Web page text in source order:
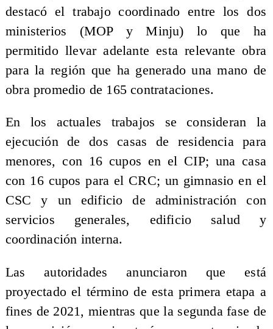
destacó el trabajo coordinado entre los dos
ministerios (MOP y Minju) lo que ha
permitido llevar adelante esta relevante obra
para la región que ha generado una mano de
obra promedio de 165 contrataciones.
En los actuales trabajos se consideran la
ejecución de dos casas de residencia para
menores, con 16 cupos en el CIP; una casa
con 16 cupos para el CRC; un gimnasio en el
CSC y un edificio de administración con
servicios generales, edificio salud y
coordinación interna.
Las autoridades anunciaron que está
proyectado el término de esta primera etapa a
fines de 2021, mientras que la segunda fase de